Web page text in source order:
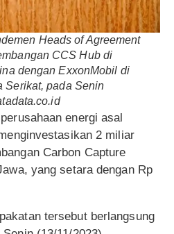
Heads of Agreement
CCS Hub di
dengan ExxonMobil di
Serikat, pada Senin
energi asal
2 miliar
Carbon Capture
yang setara dengan Rp
tersebut berlangsung